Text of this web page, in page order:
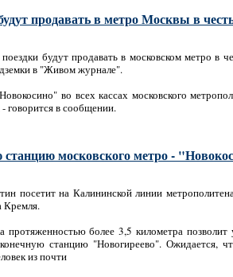
продавать в метро Москвы в
будут продавать в московском метро в
в "Живом журнале".
во всех кассах московского
говорится в сообщении.
московского метро -
посетит на Калининской линии
Кремля.
протяженностью более 3,5 километра
станцию "Новогиреево". Ожидается,
из почти